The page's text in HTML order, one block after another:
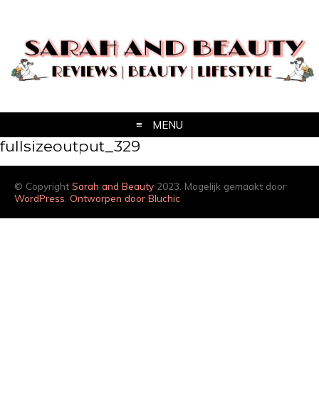
MENU
fullsizeoutput_329
© Copyright Sarah and Beauty 2023. Mogelijk gemaakt door
WordPress Ontworpen door Bluchic